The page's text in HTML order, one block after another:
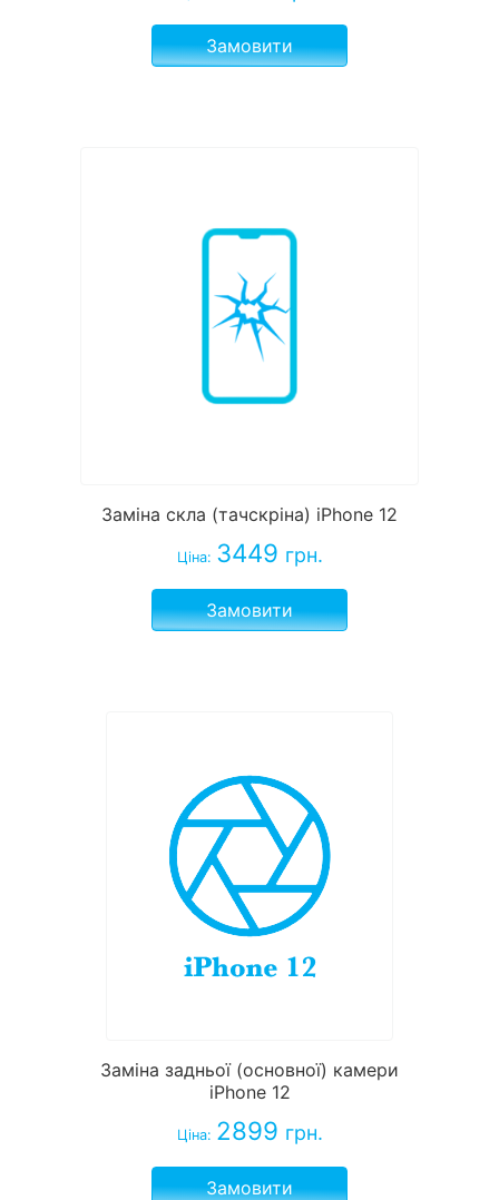
Замовити
Заміна скла (тачскріна) iPhone 12
Ціна: 3449 грн.
Замовити
Заміна задньої (основної) камери
iPhone 12
Ціна: 2899 грн.
Замовити